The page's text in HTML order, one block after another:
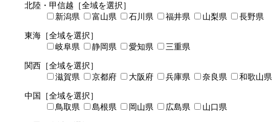
北陸・甲信越 ［全域を選択］
新潟県
富山県 石川県 福井県 山梨県 長野県
東海 ［全域を選択］
岐阜県
静岡県 愛知県 三重県
関西 ［全域を選択］
滋賀県
京都府 大阪府 兵庫県 奈良県 和歌山県
中国
［全域を選択］
鳥取県
島根県 岡山県 広島県 山口県